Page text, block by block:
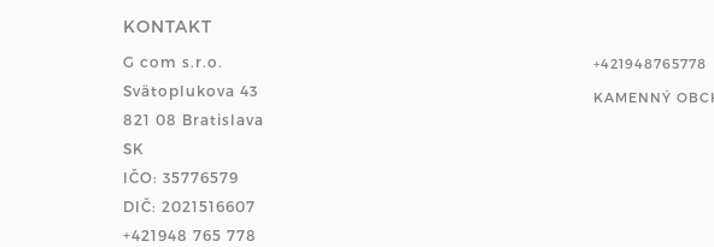
KONTAKT
G com s.r.o.
Svätoplukova 43
821 08 Bratislava
SK
IČO: 35776579
DIČ: 2021516607
+421948 765 778
+421948765778
KAMENNÝ